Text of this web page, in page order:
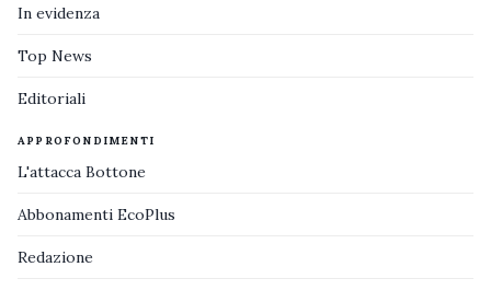
In evidenza
Top News
Editoriali
APPROFONDIMENTI
L'attacca Bottone
Abbonamenti EcoPlus
Redazione